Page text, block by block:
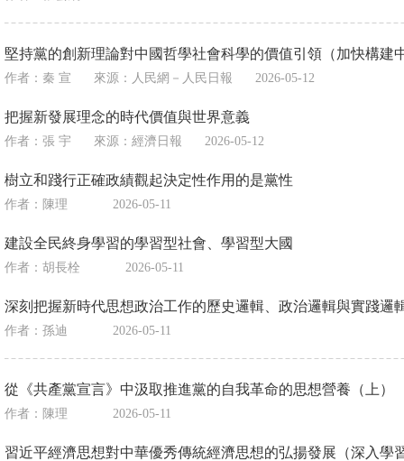
堅持黨的創新理論對中國哲學社會科學的價值引領（加快構
作者：秦 宣 來源： 人民網－人民日報 2026-05-12
把握新發展理念的時代價值與世界意義
作者：張 宇 來源： 經濟日報 2026-05-12
樹立和踐行正確政績觀起決定性作用的是黨性
作者：陳理 2026-05-11
建設全民終身學習的學習型社會、學習型大國
作者：胡長栓 2026-05-11
深刻把握新時代思想政治工作的歷史邏輯、政治邏輯與實踐邏
作者：孫迪 2026-05-11
從《共產黨宣言》中汲取推進黨的自我革命的思想營養（上）
作者：陳理 2026-05-11
習近平經濟思想對中華優秀傳統經濟思想的弘揚發展（深入